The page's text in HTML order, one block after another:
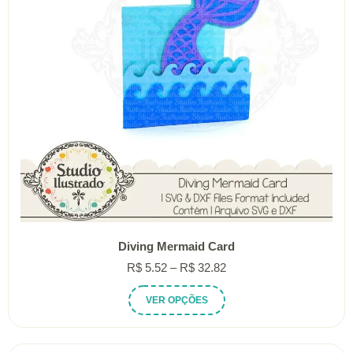
Diving Mermaid Card
R$ 5.52 – R$ 32.82Faixa
através
VER OPÇÕES
produto
tem
várias